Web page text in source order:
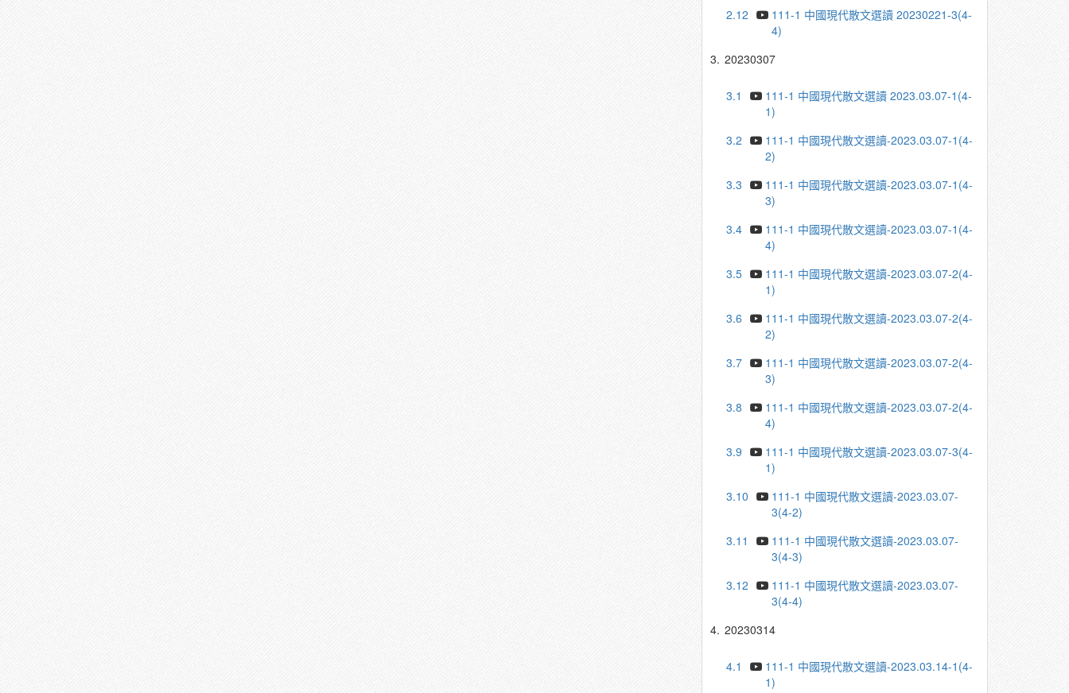
2.12
111-1 中國現代散文選讀 20230221-3(4-
4)
3. 20230307
3.1
111-1 中國現代散文選讀 2023.03.07-1(4-
1)
3.2
111-1 中國現代散文選讀-2023.03.07-1(4-
2)
3.3
111-1 中國現代散文選讀-2023.03.07-1(4-
3)
3.4
111-1 中國現代散文選讀-2023.03.07-1(4-
4)
3.5
111-1 中國現代散文選讀-2023.03.07-2(4-
1)
3.6
111-1 中國現代散文選讀-2023.03.07-2(4-
2)
3.7
111-1 中國現代散文選讀-2023.03.07-2(4-
3)
3.8
111-1 中國現代散文選讀-2023.03.07-2(4-
4)
3.9
111-1 中國現代散文選讀-2023.03.07-3(4-
1)
3.10
111-1 中國現代散文選讀-2023.03.07-
3(4-2)
3.11
111-1 中國現代散文選讀-2023.03.07-
3(4-3)
3.12
111-1 中國現代散文選讀-2023.03.07-
3(4-4)
4. 20230314
4.1
111-1 中國現代散文選讀-2023.03.14-1(4-
1)